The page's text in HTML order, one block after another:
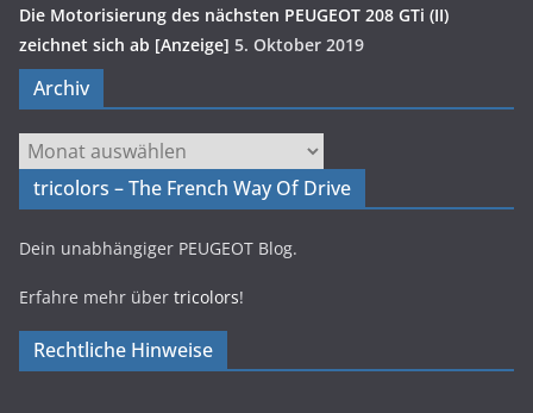
Die Motorisierung des nächsten PEUGEOT 208 GTi (II)
zeichnet sich ab [Anzeige] 5. Oktober 2019
Archiv
Archiv
tricolors – The French Way Of Drive
Dein unabhängiger PEUGEOT Blog.
Erfahre mehr über tricolors!
Rechtliche Hinweise